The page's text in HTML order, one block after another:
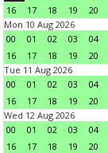
16
17 18 19 20
Mon 10 Aug 2026
00
01 02 03 04
16
17 18 19 20
Tue 11 Aug 2026
00
01 02 03 04
16
17 18 19 20
Wed 12 Aug 2026
00
01 02 03 04
16
17 18 19 20